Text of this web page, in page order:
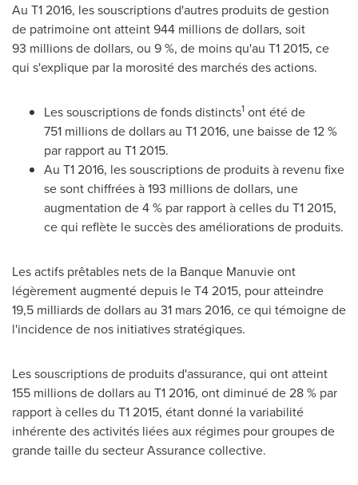
Au T1 2016, les souscriptions d'autres produits de gestion
de patrimoine ont atteint 944 millions de dollars, soit
93 millions de dollars, ou 9 %, de moins qu'au T1 2015, ce
qui s'explique par la morosité des marchés des actions.
Les souscriptions de fonds distincts1 ont été de
751 millions de dollars au T1 2016, une baisse de 12 %
par rapport au T1 2015.
Au T1 2016, les souscriptions de produits à revenu fixe
se sont chiffrées à 193 millions de dollars, une
augmentation de 4 % par rapport à celles du T1 2015,
ce qui reflète le succès des améliorations de produits.
Les actifs prêtables nets de la Banque Manuvie ont
légèrement augmenté depuis le T4 2015, pour atteindre
19,5 milliards de dollars au 31 mars 2016, ce qui témoigne de
l'incidence de nos initiatives stratégiques.
Les souscriptions de produits d'assurance, qui ont atteint
155 millions de dollars au T1 2016, ont diminué de 28 % par
rapport à celles du T1 2015, étant donné la variabilité
inhérente des activités liées aux régimes pour groupes de
grande taille du secteur Assurance collective.